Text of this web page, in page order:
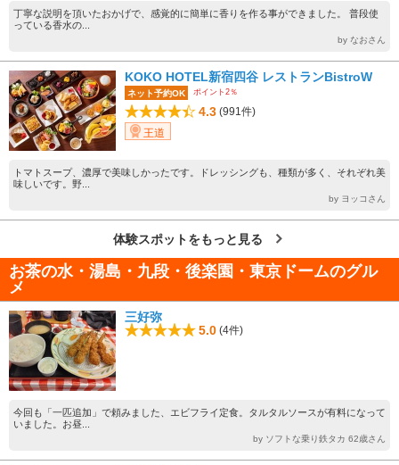
丁寧な説明を頂いたおかげで、感覚的に簡単に香りを作る事ができました。 普段使
っている香水の...
by なおさん
KOKO HOTEL新宿四谷 レストランBistroW
ネット予約OK ポイント2％
4.3 (991件)
王道
トマトスープ、濃厚で美味しかったです。ドレッシングも、種類が多く、それぞれ美
味しいです。野...
by ヨッコさん
体験スポットをもっと見る
お茶の水・湯島・九段・後楽園・東京ドームのグル
メ
三好弥
5.0 (4件)
今回も「一匹追加」で頼みました、エビフライ定食。タルタルソースが有料になって
いました。お昼...
by ソフトな乗り鉄タカ 62歳さん